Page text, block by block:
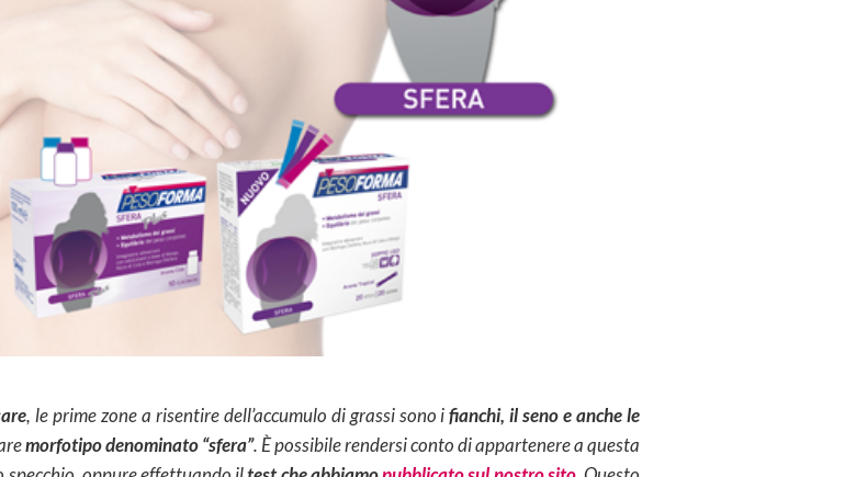
, le prime zone a risentire dell’accumulo di grassi sono ifianchi, il seno e anche le
morfotipo denominato “sfera”. È possibile rendersi conto di appartenere a questa